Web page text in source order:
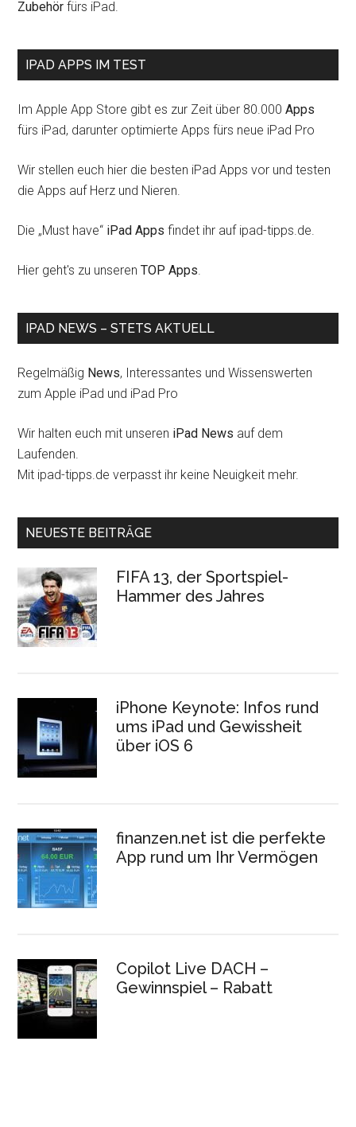
Zubehör fürs iPad.
IPAD APPS IM TEST
Im Apple App Store gibt es zur Zeit über 80.000Apps
fürs iPad, darunter optimierte Apps fürs neue iPad Pro
Wir stellen euch hier die besten iPad Apps vor und testen
die Apps auf Herz und Nieren.
Die „Must have“ iPad Apps findet ihr auf ipad-tipps.de.
Hier geht's zu unserenTOP Apps.
IPAD NEWS – STETS AKTUELL
Regelmäßig News, Interessantes und Wissenswerten
zum Apple iPad und iPad Pro
Wir halten euch mit unseren iPad News auf dem
Laufenden.
Mit ipad-tipps.de verpasst ihr keine Neuigkeit mehr.
NEUESTE BEITRÄGE
FIFA 13, der Sportspiel-
Hammer des Jahres
iPhone Keynote: Infos rund
ums iPad und Gewissheit
über iOS 6
finanzen.net ist die perfekte
App rund um Ihr Vermögen
Copilot Live DACH –
Gewinnspiel – Rabatt